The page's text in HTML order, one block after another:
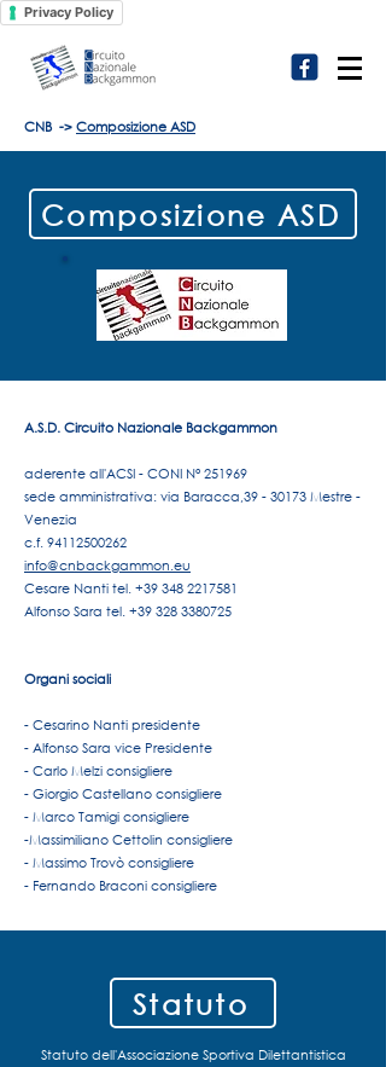
Privacy Policy
CNB ->Composizione ASD
Composizione ASD
A.S.D. Circuito Nazionale Backgammon
aderente all'ACSI - CONI N° 251969
sede amministrativa: via Baracca,39 - 30173 Mestre -
Venezia
c.f. 94112500262
info@cnbackgammon.eu
Cesare Nanti tel. +39 348 2217581
Alfonso Sara tel. +39 328 3380725
Organi sociali
- Cesarino Nanti presidente
- Alfonso Sara vice Presidente
- Carlo Melzi consigliere
- Giorgio Castellano consigliere
- Marco Tamigi consigliere
-Massimiliano Cettolin consigliere
- Massimo Trovò consigliere
- Fernando Braconi consigliere
Statuto
Statuto dell'Associazione Sportiva Dilettantistica